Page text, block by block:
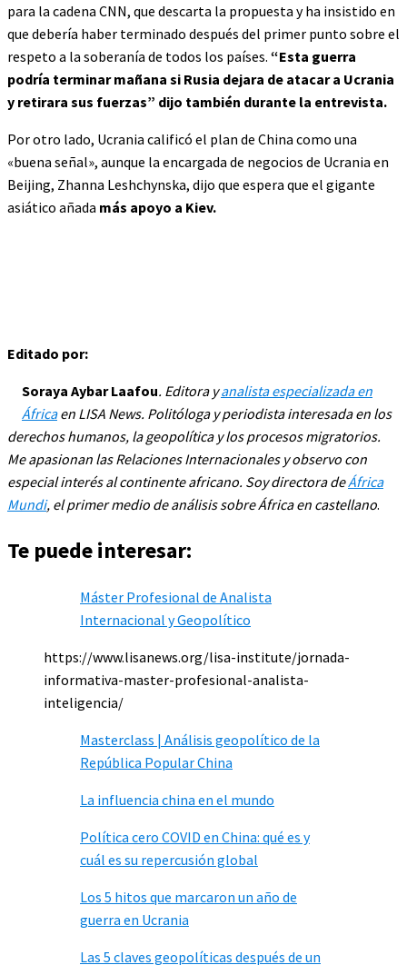
para la cadena CNN, que descarta la propuesta y ha insistido en
que debería haber terminado después del primer punto sobre el
respeto a la soberanía de todos los países. “Esta guerra
podría terminar mañana si Rusia dejara de atacar a Ucrania
y retirara sus fuerzas” dijo también durante la entrevista.
Por otro lado, Ucrania calificó el plan de China como una
«buena señal», aunque la encargada de negocios de Ucrania en
Beijing, Zhanna Leshchynska, dijo que espera que el gigante
asiático añada más apoyo a Kiev.
Editado por:
Soraya Aybar Laafou. Editora yanalista especializada en
Áfricaen LISA News. Politóloga y periodista interesada en los
derechos humanos, la geopolítica y los procesos migratorios.
Me apasionan las Relaciones Internacionales y observo con
especial interés al continente africano. Soy directora deÁfrica
Mundi, el primer medio de análisis sobre África en castellano.
Te puede interesar:
Máster Profesional de Analista
Internacional y Geopolítico
https://www.lisanews.org/lisa-institute/jornada-
informativa-master-profesional-analista-
inteligencia/
Masterclass | Análisis geopolítico de la
República Popular China
La influencia china en el mundo
Política cero COVID en China: qué es y
cuál es su repercusión global
Los 5 hitos que marcaron un año de
guerra en Ucrania
Las 5 claves geopolíticas después de un